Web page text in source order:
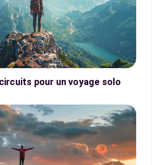
pour un voyage solo